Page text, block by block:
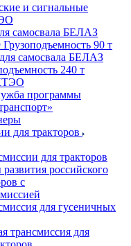
и сигнальные
самосвала БЕЛАЗ
90 т
самосвала БЕЛАЗ
240 т
программы
для тракторов
для тракторов
российского
с
для гусеничных
трансмиссия для